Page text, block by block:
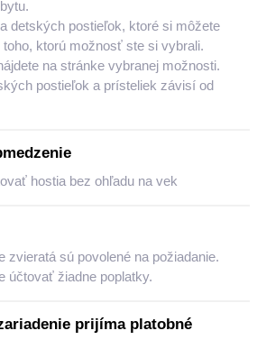
detských postieľok, ktoré si môžete
ktorú možnosť ste si vybrali.
na stránke vybranej možnosti.
postieľok a prísteliek závisí od
hostia bez ohľadu na vek
zvieratá sú povolené na požiadanie.
účtovať žiadne poplatky.
prijíma platobné